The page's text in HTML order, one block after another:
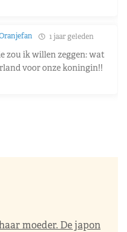
1 jaar geleden
zou ik willen zeggen: wat
voor onze koningin!!
moeder. De japon